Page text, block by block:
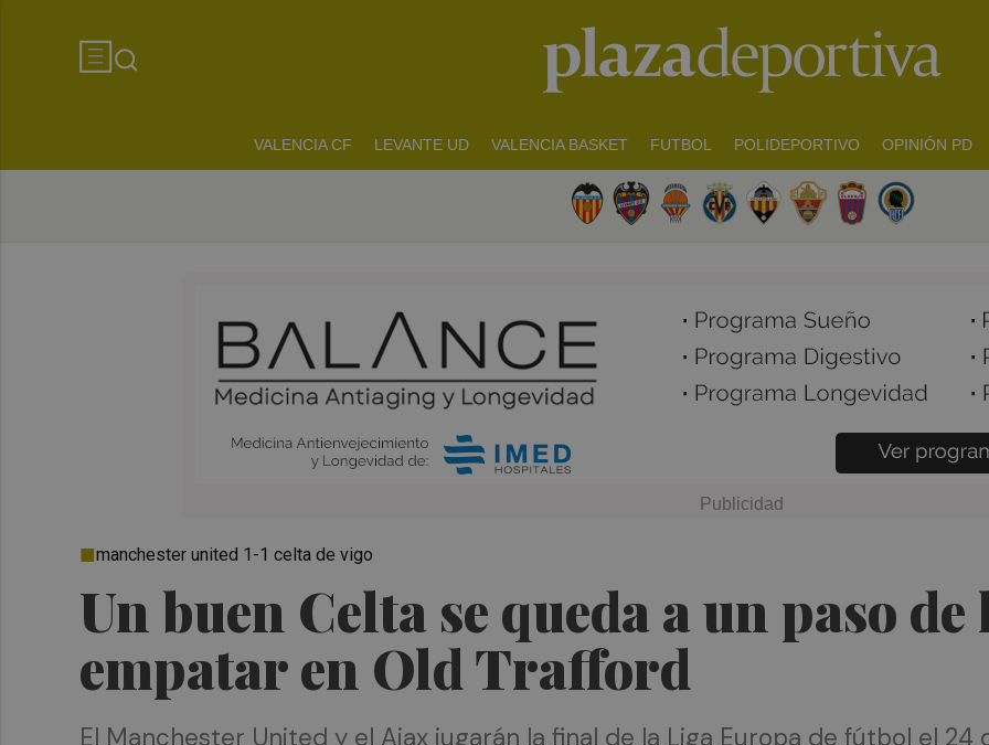
VALENCIA CF LEVANTE UD VALENCIA BASKET FUTBOL POLIDEPORTIVO OPINIÓN PD
Un buen Celta se queda a un paso
empatar en Old Trafford
manchester united 1-1 celta de vigo
El Manchester United y el Ajax jugarán la final de la Liga Europa de fútbol el